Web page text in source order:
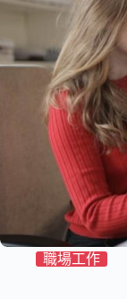
職場工作